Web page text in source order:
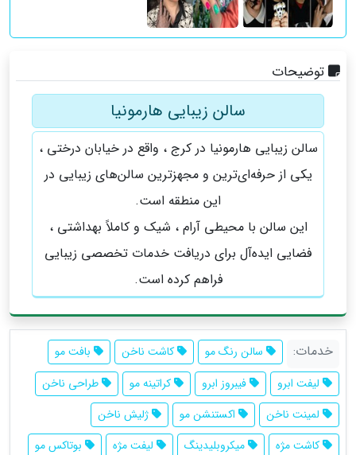
توضیحات
سالن زیبایی هارمونیا
سالن زیبایی هارمونیا در کرج ، واقع در خیابان درختی ،
یکی از حرفه‌ای‌ترین و مجهزترین سالن‌های زیبایی در
این منطقه است.
این سالن با محیطی آرام ، شیک و کاملاً بهداشتی ،
فضایی ایده‌آل برای دریافت خدمات تخصصی زیبایی
فراهم کرده است.
خدمات: سالن رنگ مو کاشت ناخن
بافت مو
لیفت ابرو
فیبروز ابرو کراتینه مو
طراحی ناخن
لمینت ناخن
اکستنشن مو
ژلیش ناخن
کاشت مژه
میکروبلیدینگ لیفت مژه
بوتاکس مو